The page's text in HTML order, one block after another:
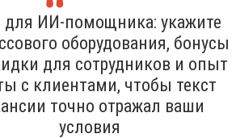
для ИИ-помощника: укажите
оборудования, бонусы
для сотрудников и опыт
с клиентами, чтобы текст
точно отражал ваши
условия